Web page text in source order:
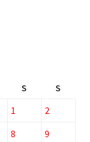
S
S
1
2
8
9